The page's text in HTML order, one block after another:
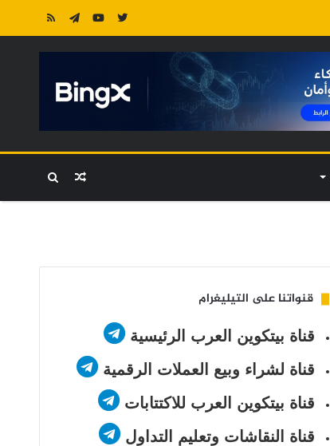
بحث مقال
قنواتنا على التيليغرام
قناة بيتكوين العرب الرئيسية
قناة لشراء وبيع العملات الرقمية
قناة بيتكوين العرب للاكتتابات
قناة النقاشات وتعليم التداول